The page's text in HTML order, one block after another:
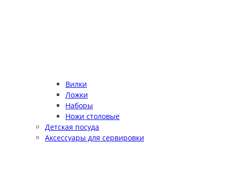
Вилки
Ложки
Наборы
Ножи столовые
Детская посуда
Аксессуары для сервировки